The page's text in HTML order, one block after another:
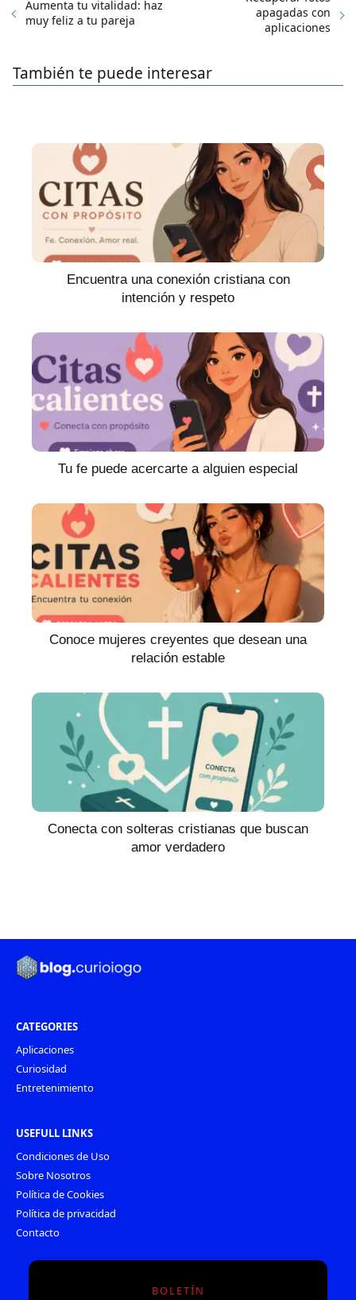
Aumenta tu vitalidad: haz
muy feliz a tu pareja
apagadas con
aplicaciones
También te puede interesar
Encuentra una conexión cristiana con
intención y respeto
Tu fe puede acercarte a alguien especial
Conoce mujeres creyentes que desean una
relación estable
Conecta con solteras cristianas que buscan
amor verdadero
CATEGORIES
Aplicaciones
Curiosidad
Entretenimiento
USEFULL LINKS
Condiciones de Uso
Sobre Nosotros
Política de Cookies
Política de privacidad
Contacto
BOLETÍN